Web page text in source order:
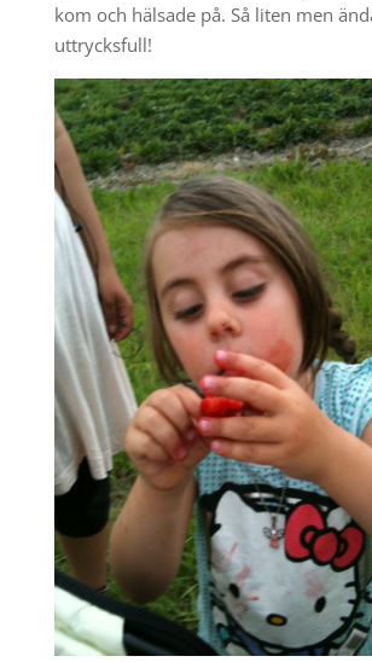
kom och hälsade på. Så liten men
uttrycksfull!